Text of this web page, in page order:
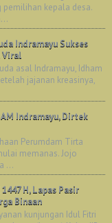
pemilihan kepala desa.
Indramayu Sukses
Viral
asal Indramayu, Idham
jajanan kreasinya,
Indramayu, Dirtek
Perumdam Tirta
memanas. Jojo
...
H, Lapas Pasir
Binaan
kunjungan Idul Fitri